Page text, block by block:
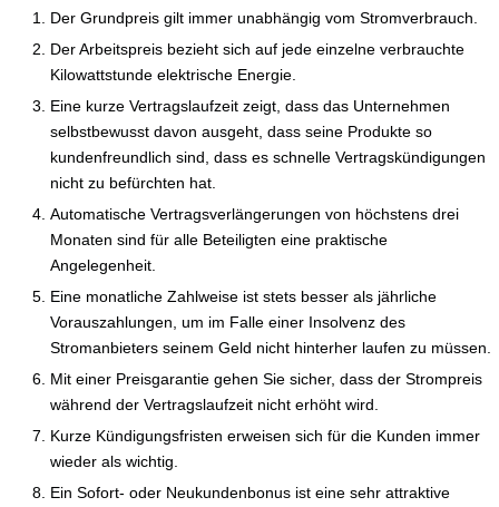
Der Grundpreis gilt immer unabhängig vom Stromverbrauch.
Der Arbeitspreis bezieht sich auf jede einzelne verbrauchte
Kilowattstunde elektrische Energie.
Eine kurze Vertragslaufzeit zeigt, dass das Unternehmen
selbstbewusst davon ausgeht, dass seine Produkte so
kundenfreundlich sind, dass es schnelle Vertragskündigungen
nicht zu befürchten hat.
Automatische Vertragsverlängerungen von höchstens drei
Monaten sind für alle Beteiligten eine praktische
Angelegenheit.
Eine monatliche Zahlweise ist stets besser als jährliche
Vorauszahlungen, um im Falle einer Insolvenz des
Stromanbieters seinem Geld nicht hinterher laufen zu müssen.
Mit einer Preisgarantie gehen Sie sicher, dass der Strompreis
während der Vertragslaufzeit nicht erhöht wird.
Kurze Kündigungsfristen erweisen sich für die Kunden immer
wieder als wichtig.
Ein Sofort- oder Neukundenbonus ist eine sehr attraktive